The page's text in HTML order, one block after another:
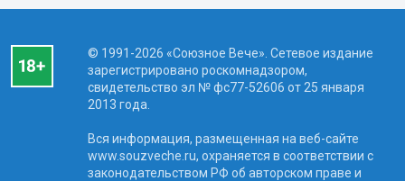
© 1991-2026 «Союзное Вече». Сетевое издание
зарегистрировано роскомнадзором,
свидетельство эл № фc77-52606 от 25 января
2013 года.
Вся информация, размещенная на веб-сайте
www.souzveche.ru, охраняется в соответствии с
законодательством РФ об авторском праве и